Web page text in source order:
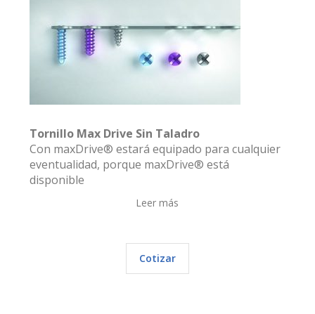
Tornillo Max Drive Sin Taladro
Con maxDrive® estará equipado para cualquier
eventualidad, porque maxDrive® está
disponible
Leer más
Cotizar